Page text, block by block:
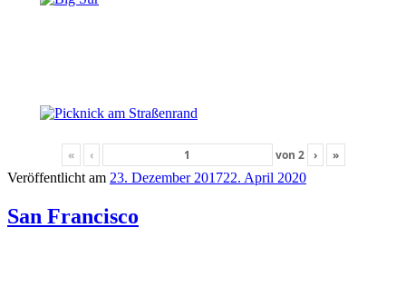
« ‹ von 2 ›
»
Veröffentlicht am 23. Dezember 201722. April 2020
San Francisco